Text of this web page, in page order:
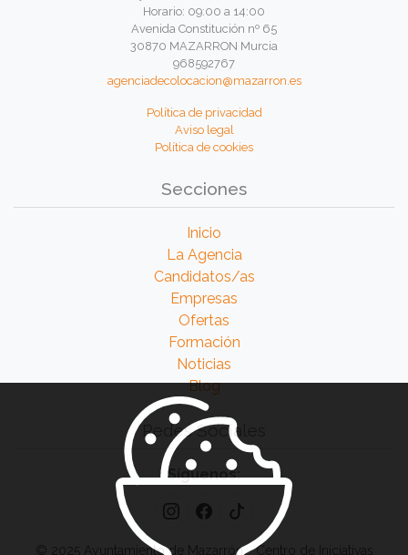
Horario: 09:00 a 14:00
Avenida Constitución nº 65
30870 MAZARRON Murcia
968592767
agenciadecolocacion@mazarron.es
Política de privacidad
Aviso legal
Política de cookies
Secciones
Inicio
La Agencia
Candidatos/as
Empresas
Ofertas
Formación
Noticias
Blog
Redes Sociales
Síguenos:
© 2025 Ayuntamiento de Mazarrón - Centro de Iniciativas